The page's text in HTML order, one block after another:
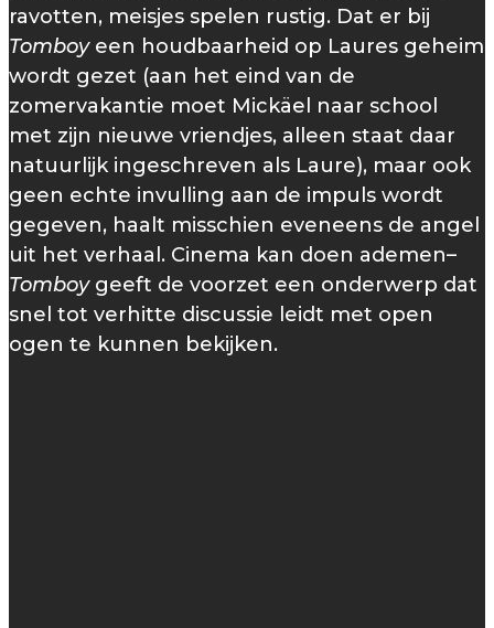
ravotten, meisjes spelen rustig. Dat er bij
Tomboyeen houdbaarheid op Laures geheim
wordt gezet (aan het eind van de
zomervakantie moet Mickäel naar school
met zijn nieuwe vriendjes, alleen staat daar
natuurlijk ingeschreven als Laure), maar ook
geen echte invulling aan de impuls wordt
gegeven, haalt misschien eveneens de angel
uit het verhaal. Cinema kan doen ademen–
Tomboygeeft de voorzet een onderwerp dat
snel tot verhitte discussie leidt met open
ogen te kunnen bekijken.